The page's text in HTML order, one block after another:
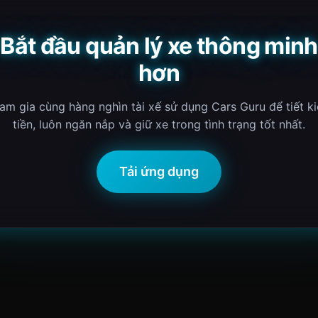
Bắt đầu quản lý xe thông minh
hơn
gia cùng hàng nghìn tài xế sử dụng Cars Guru để tiết
tiền, luôn ngăn nắp và giữ xe trong tình trạng tốt nhất.
Tải ứng dụng